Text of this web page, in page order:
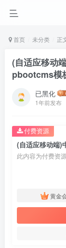
首页 未分类 正
(自适应移动
pbootcms模
已黑化
1年前发布
此内容为付费资
黄金
付费资源